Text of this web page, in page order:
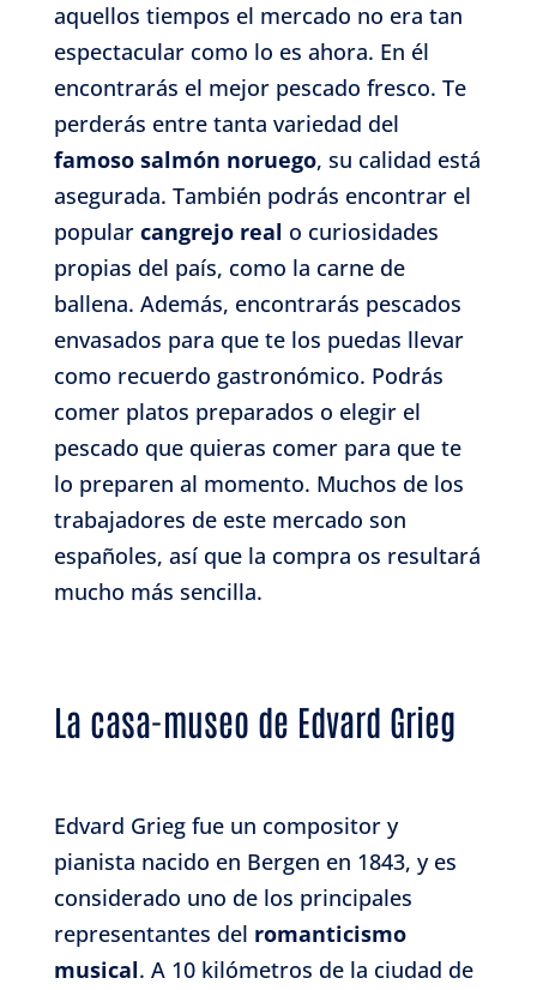
aquellos tiempos el mercado no era tan
espectacular como lo es ahora. En él
encontrarás el mejor pescado fresco. Te
perderás entre tanta variedad del
famoso salmón noruego, su calidad está
asegurada. También podrás encontrar el
popular cangrejo real o curiosidades
propias del país, como la carne de
ballena. Además, encontrarás pescados
envasados para que te los puedas llevar
como recuerdo gastronómico. Podrás
comer platos preparados o elegir el
pescado que quieras comer para que te
lo preparen al momento. Muchos de los
trabajadores de este mercado son
españoles, así que la compra os resultará
mucho más sencilla.
La casa-museo de Edvard Grieg
Edvard Grieg fue un compositor y
pianista nacido en Bergen en 1843, y es
considerado uno de los principales
representantes del romanticismo
musical. A 10 kilómetros de la ciudad de